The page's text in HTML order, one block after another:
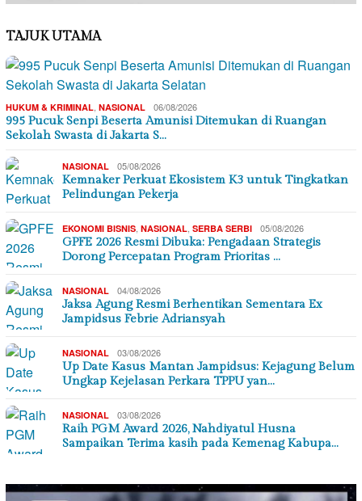
TAJUK UTAMA
HUKUM & KRIMINAL NASIONAL 06/08/2026
995 Pucuk Senpi Beserta Amunisi Ditemukan di Ruangan
Sekolah Swasta di Jakarta S…
NASIONAL 05/08/2026
Kemnaker Perkuat Ekosistem K3 untuk Tingkatkan
Pelindungan Pekerja
EKONOMI BISNIS NASIONAL SERBA SERBI 05/08/2026
GPFE 2026 Resmi Dibuka: Pengadaan Strategis
Dorong Percepatan Program Prioritas …
NASIONAL 04/08/2026
Jaksa Agung Resmi Berhentikan Sementara Ex
Jampidsus Febrie Adriansyah
NASIONAL 03/08/2026
Up Date Kasus Mantan Jampidsus: Kejagung Belum
Ungkap Kejelasan Perkara TPPU yan…
NASIONAL 03/08/2026
Raih PGM Award 2026, Nahdiyatul Husna
Sampaikan Terima kasih pada Kemenag Kabupa…